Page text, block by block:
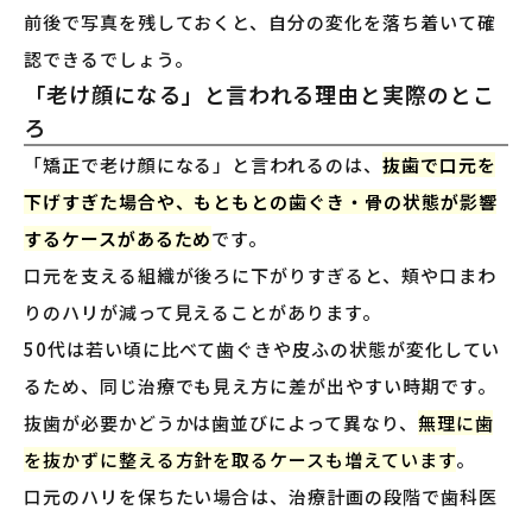
前後で写真を残しておくと、自分の変化を落ち着いて確
認できるでしょう。
「老け顔になる」と言われる理由と実際のとこ
ろ
「矯正で老け顔になる」と言われるのは、 抜歯で口元を
下げすぎた場合や、もともとの歯ぐき・骨の状態が影響
するケースがあるためです。
口元を支える組織が後ろに下がりすぎると、頬や口まわ
りのハリが減って見えることがあります。
50代は若い頃に比べて歯ぐきや皮ふの状態が変化してい
るため、同じ治療でも見え方に差が出やすい時期です。
抜歯が必要かどうかは歯並びによって異なり、 無理に歯
を抜かずに整える方針を取るケースも増えています。
口元のハリを保ちたい場合は、治療計画の段階で歯科医